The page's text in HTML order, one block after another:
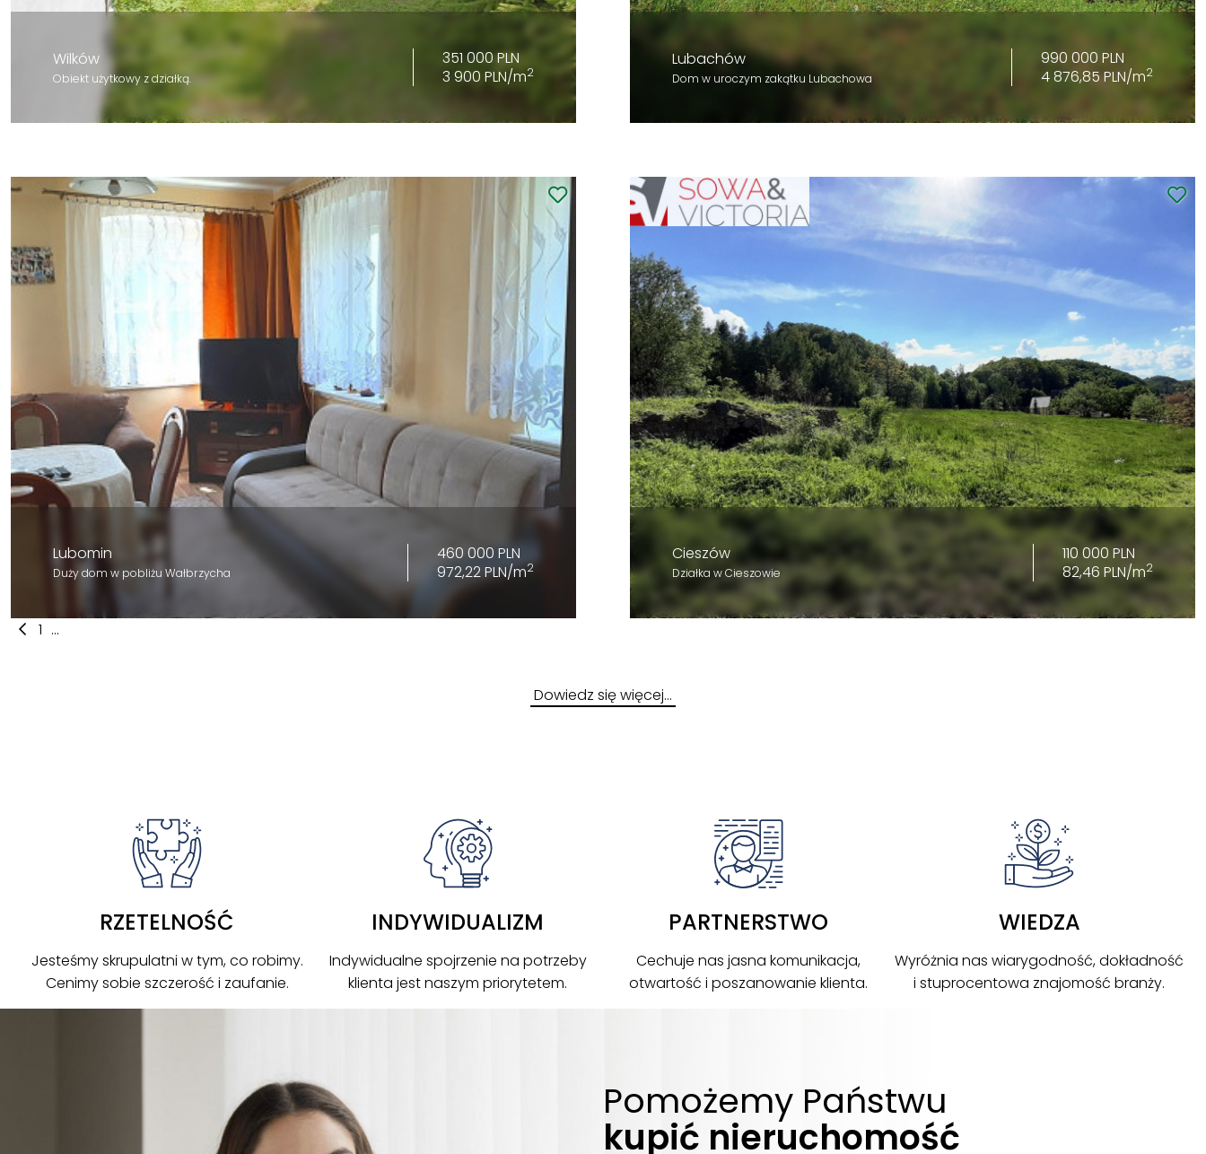
Wilków
Obiekt użytkowy z działką.
351 000 PLN
3 900 PLN/m2
Lubachów
Dom w uroczym zakątku Lubachowa
990 000 PLN
4 876,85 PLN/m2
Lubomin
Duży dom w pobliżu Wałbrzycha
460 000 PLN
972,22 PLN/m2
Cieszów
Działka w Cieszowie
110 000 PLN
82,46 PLN/m2
1 ...
Dowiedz się więcej…
RZETELNOŚĆ
Jesteśmy skrupulatni w tym, co robimy.
Cenimy sobie szczerość i zaufanie.
INDYWIDUALIZM
Indywidualne spojrzenie na potrzeby
klienta jest naszym priorytetem.
PARTNERSTWO
Cechuje nas jasna komunikacja,
otwartość i poszanowanie klienta.
WIEDZA
Wyróżnia nas wiarygodność, dokładność
i stuprocentowa znajomość branży.
Pomożemy Państwu
kupić nieruchomość